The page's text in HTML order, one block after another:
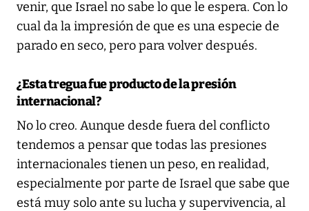
venir, que Israel no sabe lo que le espera. Con lo
cual da la impresión de que es una especie de
parado en seco, pero para volver después.
¿Esta tregua fue producto de la presión
internacional?
No lo creo. Aunque desde fuera del conflicto
tendemos a pensar que todas las presiones
internacionales tienen un peso, en realidad,
especialmente por parte de Israel que sabe que
está muy solo ante su lucha y supervivencia, al